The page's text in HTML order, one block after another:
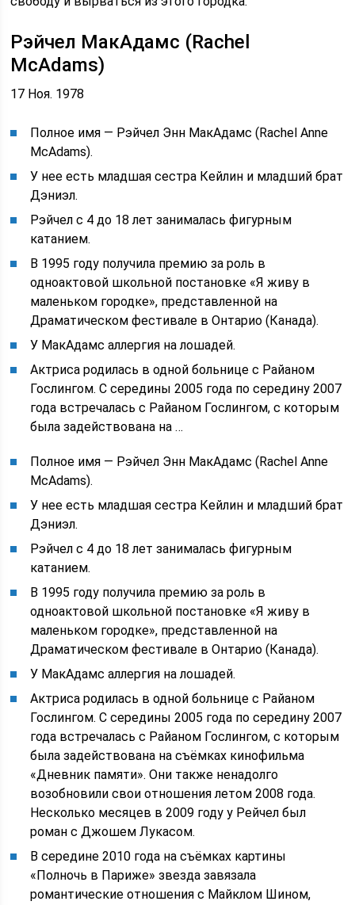
Рэйчел МакАдамс (Rachel
McAdams)
17 Ноя. 1978
Полное имя — Рэйчел Энн МакАдамс (Rachel Anne
McAdams).
У нее есть младшая сестра Кейлин и младший брат
Дэниэл.
Рэйчел с 4 до 18 лет занималась фигурным
катанием.
В 1995 году получила премию за роль в
одноактовой школьной постановке «Я живу в
маленьком городке», представленной на
Драматическом фестивале в Онтарио (Канада).
У МакАдамс аллергия на лошадей.
Актриса родилась в одной больнице с Райаном
Гослингом. С середины 2005 года по середину 2007
года встречалась с Райаном Гослингом, с которым
была задействована на …
Полное имя — Рэйчел Энн МакАдамс (Rachel Anne
McAdams).
У нее есть младшая сестра Кейлин и младший брат
Дэниэл.
Рэйчел с 4 до 18 лет занималась фигурным
катанием.
В 1995 году получила премию за роль в
одноактовой школьной постановке «Я живу в
маленьком городке», представленной на
Драматическом фестивале в Онтарио (Канада).
У МакАдамс аллергия на лошадей.
Актриса родилась в одной больнице с Райаном
Гослингом. С середины 2005 года по середину 2007
года встречалась с Райаном Гослингом, с которым
была задействована на съёмках кинофильма
«Дневник памяти». Они также ненадолго
возобновили свои отношения летом 2008 года.
Несколько месяцев в 2009 году у Рейчел был
роман с Джошем Лукасом.
В середине 2010 года на съёмках картины
«Полночь в Париже» звезда завязала
романтические отношения с Майклом Шином,